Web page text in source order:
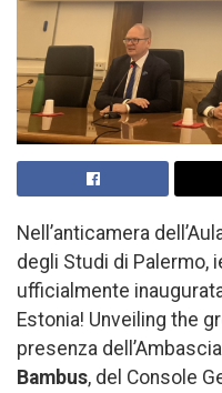
Nell’anticamera
degli Studi di Palermo,
ufficialmente
Estonia! Unveiling the
presenza
Bambus, del Console